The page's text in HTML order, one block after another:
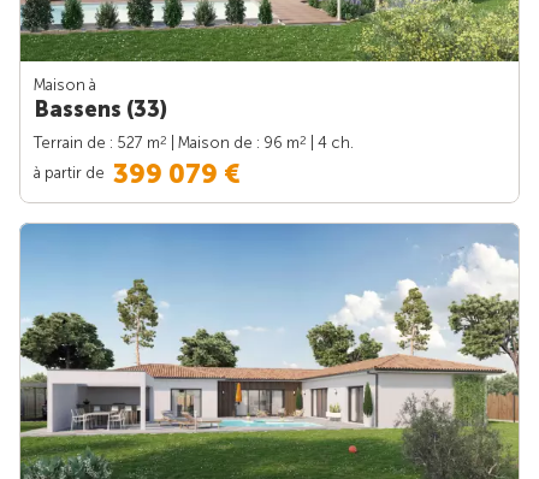
Maison à
Bassens (33)
Terrain de : 527 m2 | Maison de : 96 m2
| 4 ch.
à partir de 399 079 €